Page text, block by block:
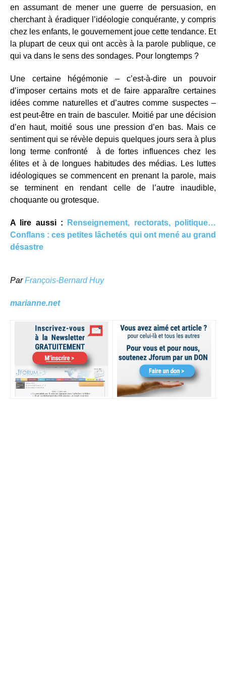
en assumant de mener une guerre de persuasion, en
cherchant à éradiquer l’idéologie conquérante, y compris
chez les enfants, le gouvernement joue cette tendance. Et
la plupart de ceux qui ont accès à la parole publique, ce
qui va dans le sens des sondages. Pour longtemps ?
Une certaine hégémonie – c’est-à-dire un pouvoir
d’imposer certains mots et de faire apparaître certaines
idées comme naturelles et d’autres comme suspectes –
est peut-être en train de basculer. Moitié par une décision
d’en haut, moitié sous une pression d’en bas. Mais ce
sentiment qui se révèle depuis quelques jours sera à plus
long terme confronté à de fortes influences chez les
élites et à de longues habitudes des médias. Les luttes
idéologiques se commencent en prenant la parole, mais
se terminent en rendant celle de l’autre inaudible,
choquante ou grotesque.
A lire aussi :
Renseignement, rectorats, politique…
Conflans : ces petites lâchetés qui ont mené au grand
désastre
ParFrançois-Bernard Huy
marianne.net